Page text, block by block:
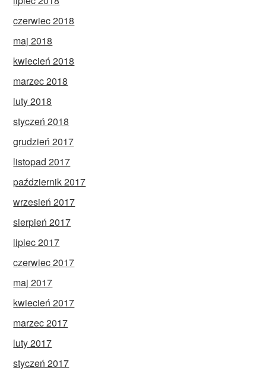
czerwiec 2018
maj 2018
kwiecień 2018
marzec 2018
luty 2018
styczeń 2018
grudzień 2017
listopad 2017
październik 2017
wrzesień 2017
sierpień 2017
lipiec 2017
czerwiec 2017
maj 2017
kwiecień 2017
marzec 2017
luty 2017
styczeń 2017